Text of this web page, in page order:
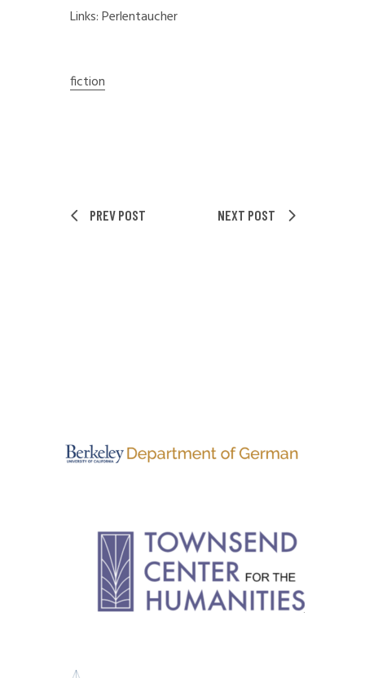
Links:Perlentaucher
fiction
PREV POST NEXT POST